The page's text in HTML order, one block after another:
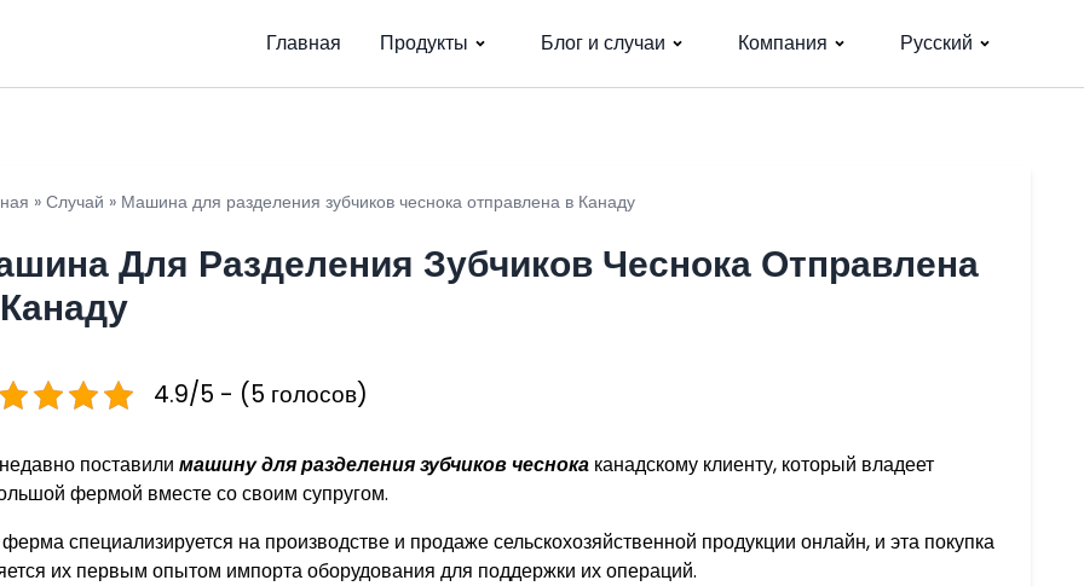
Главная Продукты Блог и случаи Компания Русский
» Случай » Машина для разделения зубчиков чеснока отправлена в Канаду
Для Разделения Зубчиков Чеснока Отправлена
4.9/5 - (5 голосов)
поставили машину для разделения зубчиков чеснока канадскому клиенту, который владеет
фермой вместе со своим супругом.
специализируется на производстве и продаже сельскохозяйственной продукции онлайн, и эта покупка
их первым опытом импорта оборудования для поддержки их операций.